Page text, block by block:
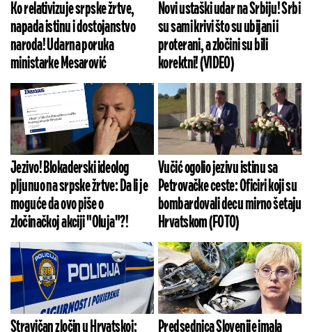
Ko relativizuje srpske žrtve,
napada istinu i dostojanstvo
naroda! Udarna poruka
ministarke Mesarović
Novi ustaški udar na Srbiju! Srbi
su sami krivi što su ubijani i
proterani, a zločini su bili
korektni! (VIDEO)
Jezivo! Blokaderski ideolog
pljunuo na srpske žrtve: Da li je
moguće da ovo piše o
zločinačkoj akciji "Oluja"?!
Vučić ogolio jezivu istinu sa
Petrovačke ceste: Oficiri koji su
bombardovali decu mirno šetaju
Hrvatskom (FOTO)
Stravičan zločin u Hrvatskoj: Predsednica Slovenije imala